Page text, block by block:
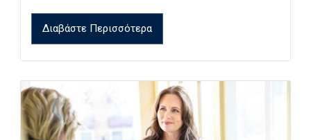
Διαβάστε Περισσότερα